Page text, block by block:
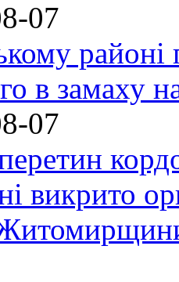
07
районі
в замаху
07
викрито